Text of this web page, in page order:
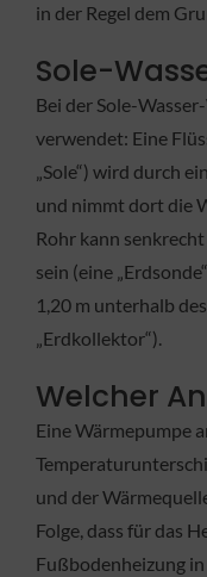
in der Regel dem
Sole-
Bei der Sole-
verwendet: Eine
„Sole“) wird durch
und nimmt dort die
Rohr kann
sein (eine
1,20 m unterhalb
„Erdkollektor“).
Welcher
Eine Wärmepumpe
und der
Folge, dass für das
Fußbodenheizung